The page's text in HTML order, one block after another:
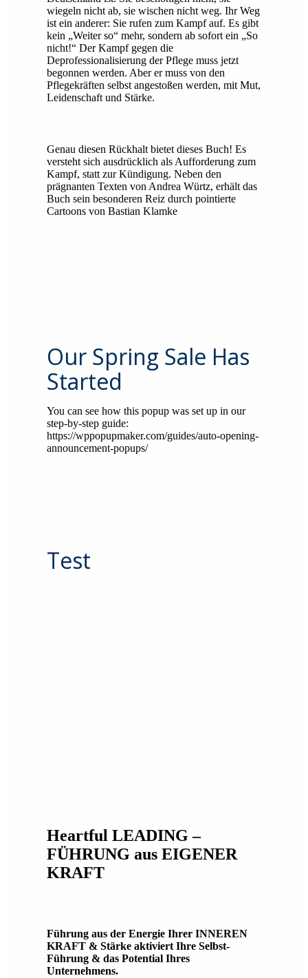
wiegeln nicht ab, sie wischen nicht weg. Ihr Weg
ist ein anderer: Sie rufen zum Kampf auf. Es gibt
kein „Weiter so“ mehr, sondern ab sofort ein „So
nicht!“ Der Kampf gegen die
Deprofessionalisierung der Pflege muss jetzt
begonnen werden. Aber er muss von den
Pflegekräften selbst angestoßen werden, mit Mut,
Leidenschaft und Stärke.
Genau diesen Rückhalt bietet dieses Buch! Es
versteht sich ausdrücklich als Aufforderung zum
Kampf, statt zur Kündigung. Neben den
prägnanten Texten von Andrea Würtz, erhält das
Buch sein besonderen Reiz durch pointierte
Cartoons von Bastian Klamke
Our Spring Sale Has
Started
You can see how this popup was set up in our
step-by-step guide:
https://wppopupmaker.com/guides/auto-opening-
announcement-popups/
Test
Heartful LEADING –
FÜHRUNG aus EIGENER
KRAFT
Führung aus der Energie Ihrer INNEREN
KRAFT & Stärke aktiviert Ihre Selbst-
Führung & das Potential Ihres
Unternehmens.